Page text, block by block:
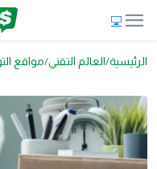
الرئيسية العالم التقني مواقع